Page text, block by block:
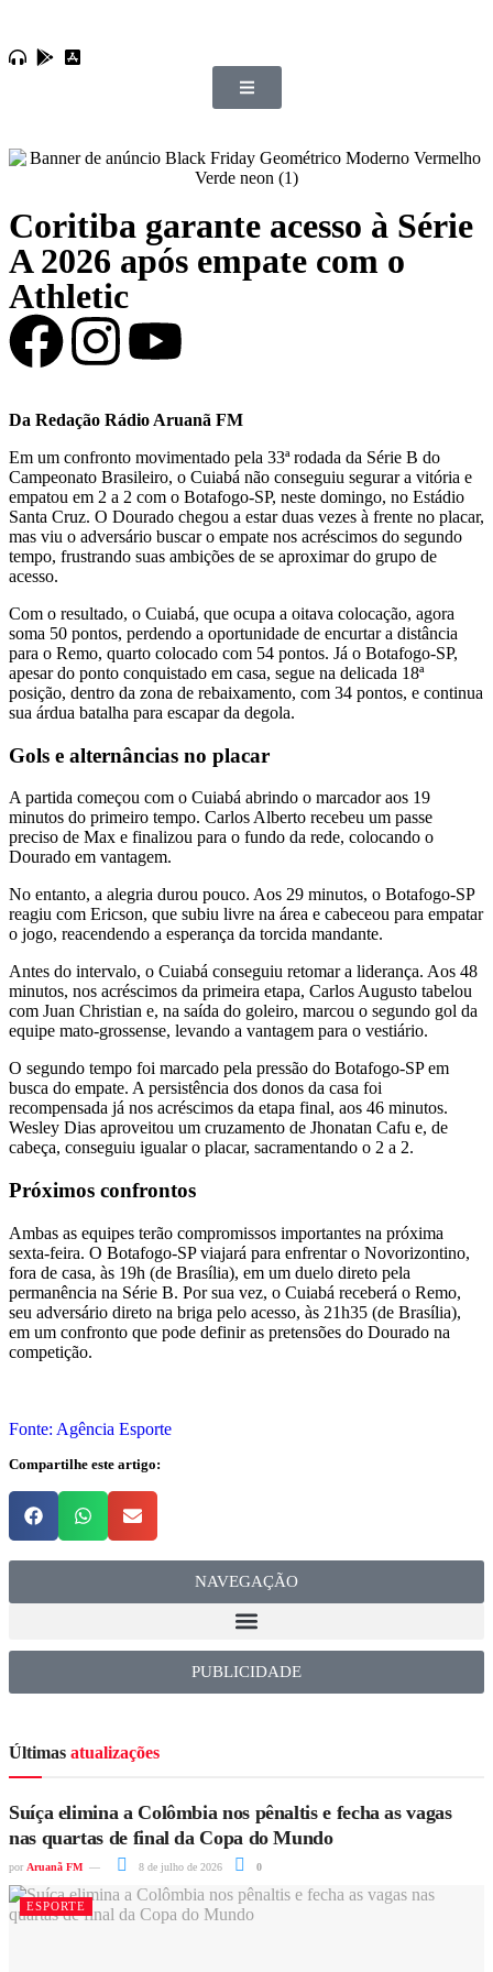
Coritiba garante acesso à Série
A 2026 após empate com o
Athletic
Da Redação Rádio Aruanã FM
Em um confronto movimentado pela 33ª rodada da Série B do
Campeonato Brasileiro, o Cuiabá não conseguiu segurar a vitória e
empatou em 2 a 2 com o Botafogo-SP, neste domingo, no Estádio
Santa Cruz. O Dourado chegou a estar duas vezes à frente no placar,
mas viu o adversário buscar o empate nos acréscimos do segundo
tempo, frustrando suas ambições de se aproximar do grupo de
acesso.
Com o resultado, o Cuiabá, que ocupa a oitava colocação, agora
soma 50 pontos, perdendo a oportunidade de encurtar a distância
para o Remo, quarto colocado com 54 pontos. Já o Botafogo-SP,
apesar do ponto conquistado em casa, segue na delicada 18ª
posição, dentro da zona de rebaixamento, com 34 pontos, e continua
sua árdua batalha para escapar da degola.
Gols e alternâncias no placar
A partida começou com o Cuiabá abrindo o marcador aos 19
minutos do primeiro tempo. Carlos Alberto recebeu um passe
preciso de Max e finalizou para o fundo da rede, colocando o
Dourado em vantagem.
No entanto, a alegria durou pouco. Aos 29 minutos, o Botafogo-SP
reagiu com Ericson, que subiu livre na área e cabeceou para empatar
o jogo, reacendendo a esperança da torcida mandante.
Antes do intervalo, o Cuiabá conseguiu retomar a liderança. Aos 48
minutos, nos acréscimos da primeira etapa, Carlos Augusto tabelou
com Juan Christian e, na saída do goleiro, marcou o segundo gol da
equipe mato-grossense, levando a vantagem para o vestiário.
O segundo tempo foi marcado pela pressão do Botafogo-SP em
busca do empate. A persistência dos donos da casa foi
recompensada já nos acréscimos da etapa final, aos 46 minutos.
Wesley Dias aproveitou um cruzamento de Jhonatan Cafu e, de
cabeça, conseguiu igualar o placar, sacramentando o 2 a 2.
Próximos confrontos
Ambas as equipes terão compromissos importantes na próxima
sexta-feira. O Botafogo-SP viajará para enfrentar o Novorizontino,
fora de casa, às 19h (de Brasília), em um duelo direto pela
permanência na Série B. Por sua vez, o Cuiabá receberá o Remo,
seu adversário direto na briga pelo acesso, às 21h35 (de Brasília),
em um confronto que pode definir as pretensões do Dourado na
competição.
Fonte: Agência Esporte
Compartilhe este artigo:
NAVEGAÇÃO
PUBLICIDADE
Últimas atualizações
Suíça elimina a Colômbia nos pênaltis e fecha as vagas
nas quartas de final da Copa do Mundo
por Aruanã FM 8 de julho de 2026 0
ESPORTE